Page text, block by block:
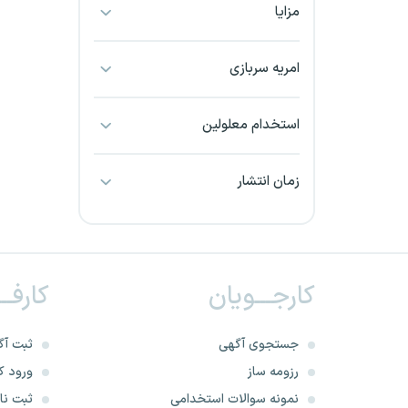
بندرعباس
خراسان شمالی
خرم آباد
خوزستان
مزایا
امریه سربازی
استخدام معلولین
زمان انتشار
کارجـــویان
جستجوی آگهی
رزومه ساز
نمونه سوالات استخدامی
ثبت
ورود
ثبت